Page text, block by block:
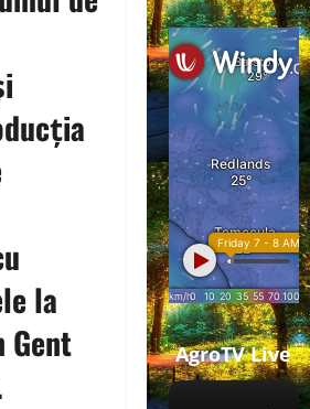
la
Gent
AgroTV Live